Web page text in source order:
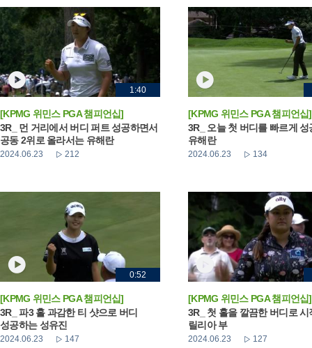
1:40
[KPMG 위민스 PGA 챔피언십]
3R_ 먼 거리에서 버디 퍼트 성공하면서
공동 2위로 올라서는 유해란
2024.06.23 212
[KPMG 위민스 PGA 챔피언십]
3R_ 오늘 첫 버디를 빠르게 성
유해란
2024.06.23 134
0:52
[KPMG 위민스 PGA 챔피언십]
3R_ 파3 홀 과감한 티 샷으로 버디
성공하는 성유진
2024.06.23 147
[KPMG 위민스 PGA 챔피언십]
3R_ 첫 홀을 깔끔한 버디로 시
릴리아 부
2024.06.23 127